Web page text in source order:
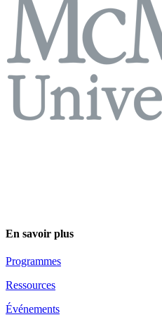
En savoir plus
Programmes
Ressources
Événements